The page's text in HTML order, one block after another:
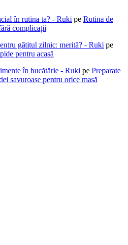
în rutina ta? - Ruki pe Rutina de
complicații
gătitul zilnic: merită? - Ruki pe
pentru acasă
în bucătărie - Ruki pe Preparate
savuroase pentru orice masă